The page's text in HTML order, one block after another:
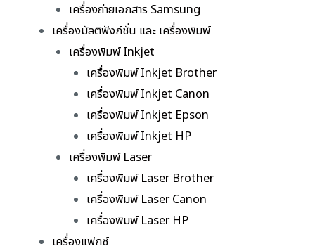
เครื่องถ่ายเอกสาร Samsung
เครื่องมัลติฟังก์ชั่น และ เครื่องพิมพ์
เครื่องพิมพ์ Inkjet
เครื่องพิมพ์ Inkjet Brother
เครื่องพิมพ์ Inkjet Canon
เครื่องพิมพ์ Inkjet Epson
เครื่องพิมพ์ Inkjet HP
เครื่องพิมพ์ Laser
เครื่องพิมพ์ Laser Brother
เครื่องพิมพ์ Laser Canon
เครื่องพิมพ์ Laser HP
เครื่องแฟกซ์